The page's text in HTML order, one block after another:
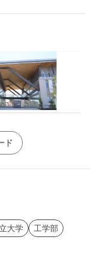
ド
大学
工学部